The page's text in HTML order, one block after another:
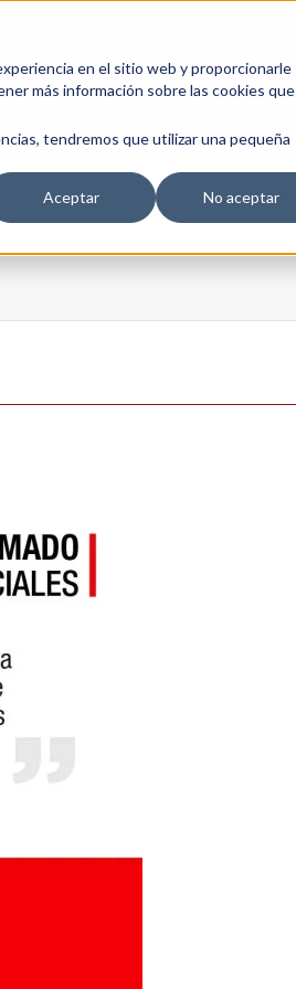
en el sitio web y proporcionarle
más información sobre las cookies que
tendremos que utilizar una pequeña
Aceptar
No aceptar